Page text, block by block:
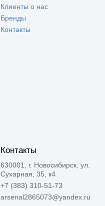
Клиенты о нас
Бренды
Контакты
Контакты
630001, г. Новосибирск, ул.
Сухарная, 35, к4
+7 (383) 310-51-73
arsenal2865073@yandex.ru